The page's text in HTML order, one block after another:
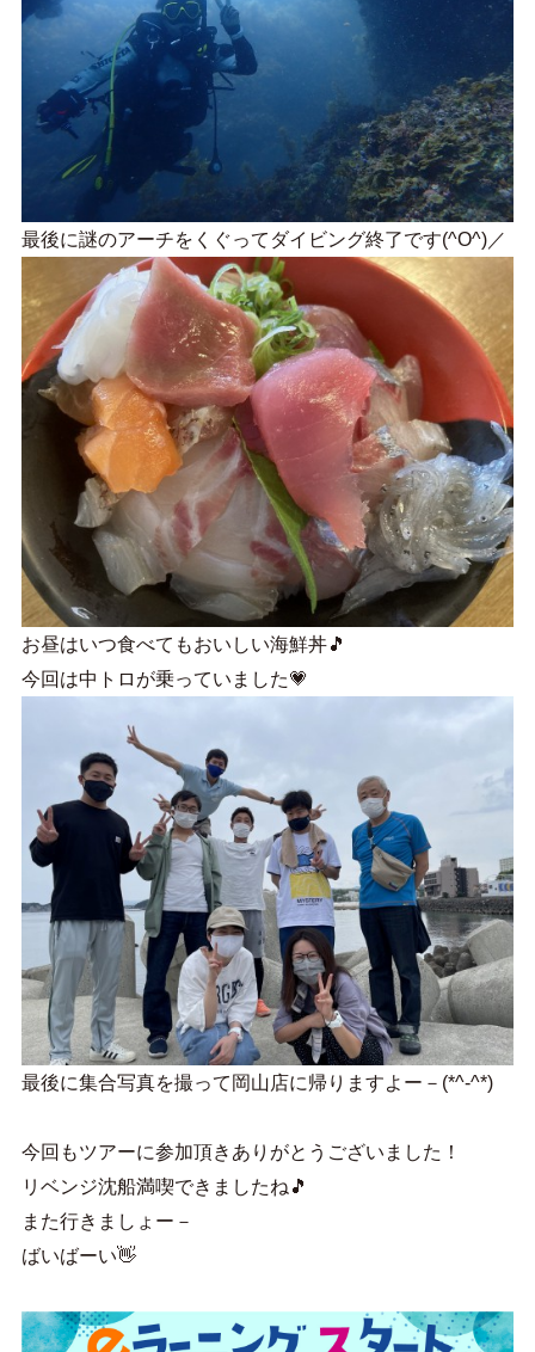
最後に謎のアーチをくぐってダイビング終了です(^O^)／
お昼はいつ食べてもおいしい海鮮丼🎵
今回は中トロが乗っていました💗
最後に集合写真を撮って岡山店に帰りますよー－(*^-^*)
今回もツアーに参加頂きありがとうございました！
リベンジ沈船満喫できましたね🎵
また行きましょー－
ばいばーい👋